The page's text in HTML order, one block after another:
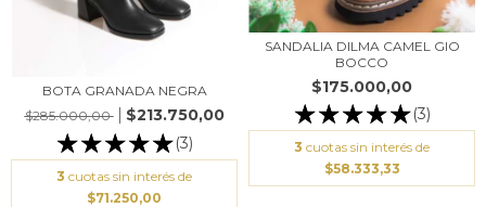
BOTA GRANADA NEGRA
$285.000,00
$213.750,00
(3)
3 cuotas sin interés de
$71.250,00
SANDALIA DILMA CAMEL GIO
BOCCO
$175.000,00
(3)
3 cuotas sin interés de
$58.333,33